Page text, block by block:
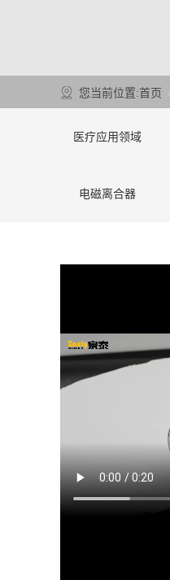
您当前位置:首页
医疗应用领域
电磁离合器